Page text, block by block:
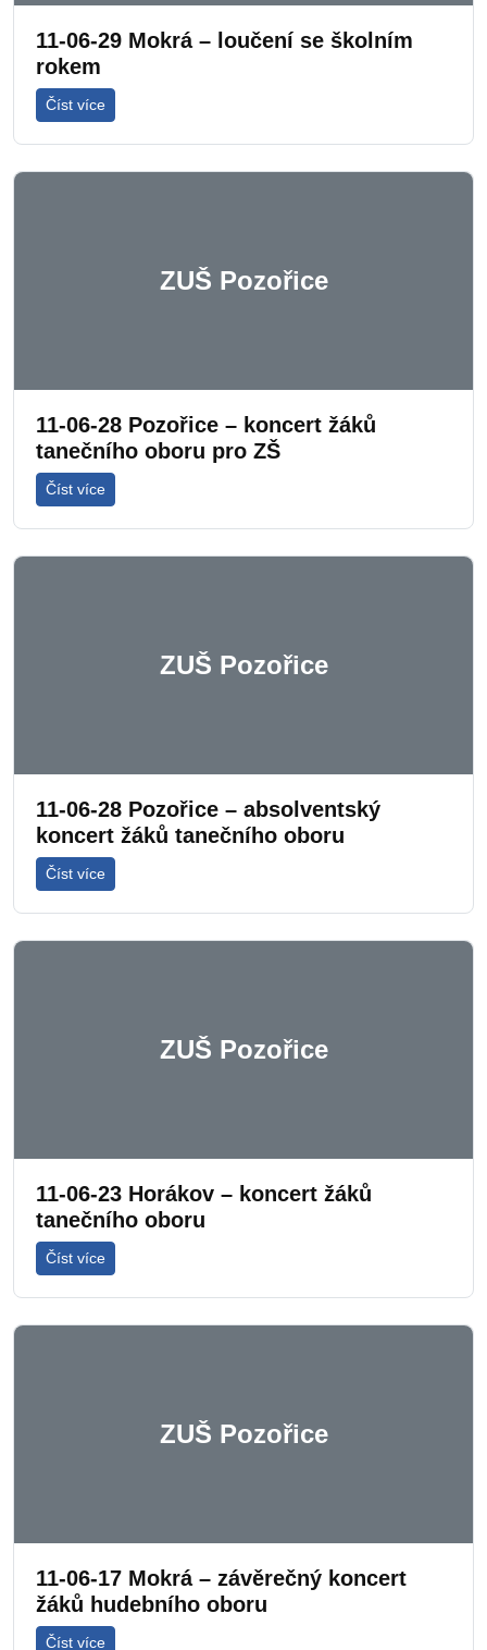
11-06-29 Mokrá – loučení se školním
rokem
Číst více
ZUŠ Pozořice
11-06-28 Pozořice – koncert žáků
tanečního oboru pro ZŠ
Číst více
ZUŠ Pozořice
11-06-28 Pozořice – absolventský
koncert žáků tanečního oboru
Číst více
ZUŠ Pozořice
11-06-23 Horákov – koncert žáků
tanečního oboru
Číst více
ZUŠ Pozořice
11-06-17 Mokrá – závěrečný koncert
žáků hudebního oboru
Číst více